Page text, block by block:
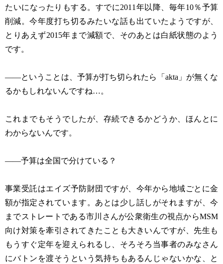
たいになったりもする。すでに2011年以降、毎年10％予算
削減。今年度打ち切るみたいな話も出ていたようですが、
とりあえず2015年まで減額で、そのあとは白紙状態のよう
です。
——ということは、予算が打ち切られたら「akta」が無くな
るかもしれないんですね…。
これまでもそうでしたが、存続できるかどうか、ほんとに
わからないんです。
——予算は全国で分けている？
事業受託はエイズ予防財団ですが、今年から地域ごとに金
額が指定されています。あとは少し話しがそれますが、今
までストレートである市川さんが公衆衛生の視点からMSM
向け対策を牽引されてきたことも大きいんですが、先生も
もうすぐ定年を迎えられるし、そろそろ当事者のみなさん
にバトンを渡そうという気持ちもあるんじゃないかな、と